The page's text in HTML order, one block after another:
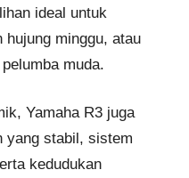
ideal untuk
hujung minggu, atau
muda.
Yamaha R3 juga
yang stabil, sistem
kedudukan